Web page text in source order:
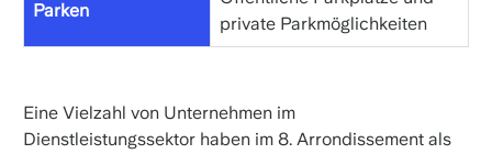
Parken
private Parkmöglichkeiten
Eine Vielzahl von Unternehmen im
Dienstleistungssektor haben im 8. Arrondissement als